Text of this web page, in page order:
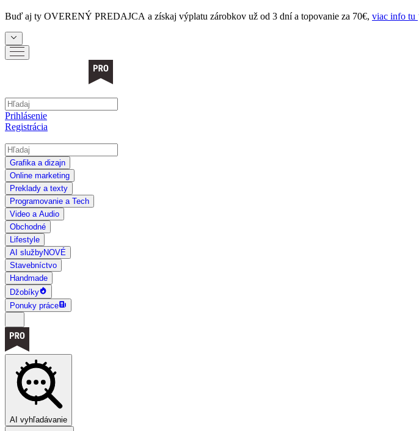
Buď aj ty OVERENÝ PREDAJCA a získaj výplatu zárobkov už od 3 dní a topovanie za 70€, viac info tu
Prihlásenie
Registrácia
Grafika a dizajn
Online marketing
Preklady a texty
Programovanie a Tech
Video a Audio
Obchodné
Lifestyle
AI službyNOVÉ
Stavebníctvo
Handmade
Džobíky
Ponuky práce
AI vyhľadávanie